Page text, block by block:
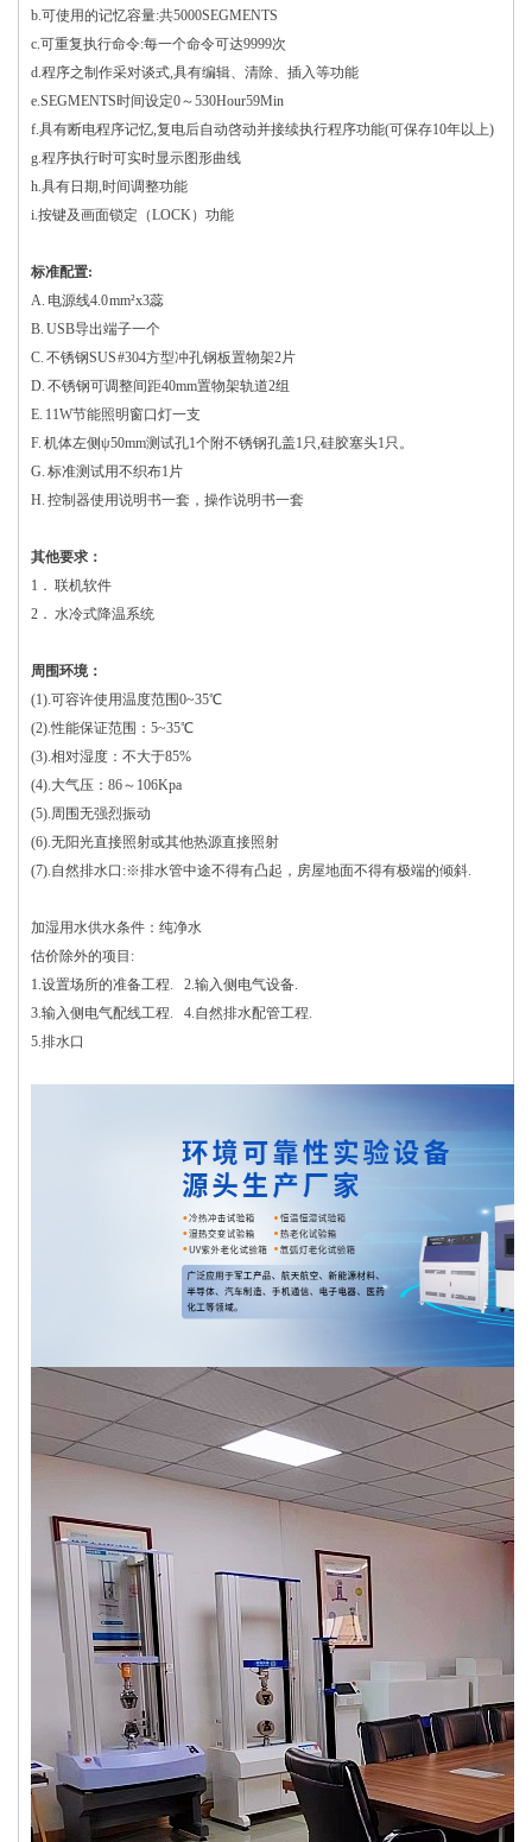
b.可使用的记忆容量:共5000SEGMENTS
c.可重复执行命令:每一个命令可达9999次
d.程序之制作采对谈式,具有编辑、清除、插入等功能
e.SEGMENTS时间设定0～530Hour59Min
f.具有断电程序记忆,复电后自动啓动并接续执行程序功能(可保存10年以上)
g.程序执行时可实时显示图形曲线
h.具有日期,时间调整功能
i.按键及画面锁定（LOCK）功能
标准配置:
A. 电源线4.0 mm²x3蕊
B. USB导出端子一个
C. 不锈钢SUS #304方型冲孔钢板置物架2片
D. 不锈钢可调整间距40mm置物架轨道2组
E. 11W节能照明窗口灯一支
F. 机体左侧ψ50mm测试孔1个附不锈钢孔盖1只,硅胶塞头1只。
G. 标准测试用不织布1片
H. 控制器使用说明书一套，操作说明书一套
其他要求 ：
1． 联机软件
2． 水冷式降温系统
周围环境：
(1).可容许使用温度范围0~35℃
(2).性能保证范围：5~35℃
(3).相对湿度：不大于85%
(4).大气压：86～106Kpa
(5).周围无强烈振动
(6).无阳光直接照射或其他热源直接照射
(7).自然排水口:※排水管中途不得有凸起，房屋地面不得有极端的倾斜.
加湿用水供水条件：纯净水
估价除外的项目:
1.设置场所的准备工程. 2.输入侧电气设备.
3.输入侧电气配线工程. 4.自然排水配管工程.
5.排水口